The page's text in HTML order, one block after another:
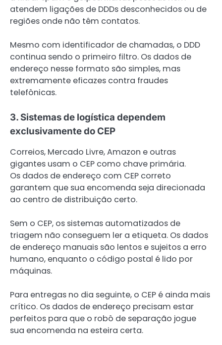
atendem ligações de DDDs desconhecidos ou de
regiões onde não têm contatos.
Mesmo com identificador de chamadas, o DDD
continua sendo o primeiro filtro. Os dados de
endereço nesse formato são simples, mas
extremamente eficazes contra fraudes
telefônicas.
3. Sistemas de logística dependem
exclusivamente do CEP
Correios, Mercado Livre, Amazon e outras
gigantes usam o CEP como chave primária.
Os dados de endereço com CEP correto
garantem que sua encomenda seja direcionada
ao centro de distribuição certo.
Sem o CEP, os sistemas automatizados de
triagem não conseguem ler a etiqueta. Os dados
de endereço manuais são lentos e sujeitos a erro
humano, enquanto o código postal é lido por
máquinas.
Para entregas no dia seguinte, o CEP é ainda mais
crítico. Os dados de endereço precisam estar
perfeitos para que o robô de separação jogue
sua encomenda na esteira certa.